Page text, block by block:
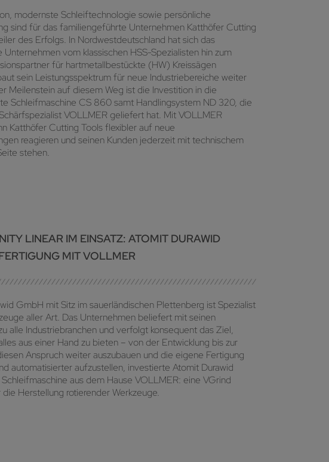
modernste Schleiftechnologie sowie persönliche
sind für das familiengeführte Unternehmen Katthöfer Cutting
des Erfolgs. In Nordwestdeutschland hat sich das
Unternehmen vom klassischen HSS-Spezialisten hin zum
für hartmetallbestückte (HW) Kreissägen
sein Leistungsspektrum für neue Industriebereiche weiter
Meilenstein auf diesem Weg ist die Investition in die
Schleifmaschine CS 860 samt Handlingsystem ND 320, die
VOLLMER geliefert hat. Mit VOLLMER
Katthöfer Cutting Tools flexibler auf neue
reagieren und seinen Kunden jederzeit mit technischem
stehen.
LINEAR IM EINSATZ: ATOMIT DURAWID
MIT VOLLMER
GmbH mit Sitz im sauerländischen Plettenberg ist Spezialist
aller Art. Das Unternehmen beliefert mit seinen
alle Industriebranchen und verfolgt konsequent das Ziel,
aus einer Hand zu bieten – von der Entwicklung bis zur
Anspruch weiter auszubauen und die eigene Fertigung
automatisierter aufzustellen, investierte Atomit Durawid
aus dem Hause VOLLMER: eine VGrind
Herstellung rotierender Werkzeuge.